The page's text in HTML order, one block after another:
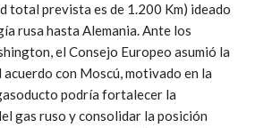
total prevista es de 1.200 Km) ideado
rusa hasta Alemania. Ante los
el Consejo Europeo asumió la
con Moscú, motivado en la
podría fortalecer la
gas ruso y consolidar la posición